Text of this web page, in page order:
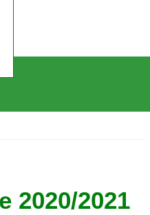
2020/2021